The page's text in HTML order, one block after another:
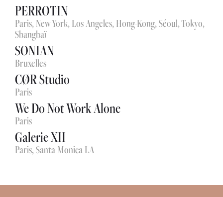
PERROTIN
Paris, New York, Los Angeles, Hong-Kong, Séoul, Tokyo,
Shanghaï
SONIAN
Bruxelles
CØR Studio
Paris
We Do Not Work Alone
Paris
Galerie XII
Paris, Santa Monica LA